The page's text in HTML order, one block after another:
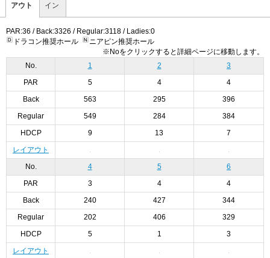
アウト イン
PAR:36 / Back:3326 / Regular:3118 / Ladies:0
ドラコン推奨ホール
ニアピン推奨ホール
※Noをクリックすると詳細ページに移動します。
No.
1 2 3
PAR 5 4 4
Back 563 295 396
Regular 549 284 384
HDCP 9 13 7
レイアウト
No. 4 5 6
PAR 3 4 4
Back 240 427 344
Regular 202 406 329
HDCP 5 1 3
レイアウト